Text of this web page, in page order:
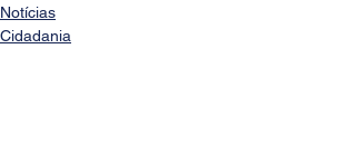
Notícias
Cidadania